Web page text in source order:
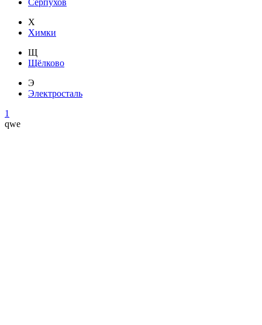
Серпухов
Х
Химки
Щ
Щёлково
Э
Электросталь
1
qwe